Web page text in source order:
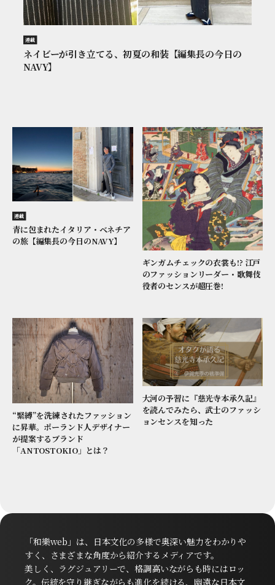
連載
ネイビーが引き立てる、初夏の和装【編集長の今日の
NAVY】
連載
青に包まれたイタリア・ベネチア
の旅【編集長の今日のNAVY】
ギンガムチェックの衣裳も!? 江戸
のファッションリーダー・歌舞伎
役者のセンスが超圧巻!
“緊縛”を洗練されたファッション
に昇華。ポーランド人デザイナー
が提案するブランド
「ANTOSTOKIO」とは？
大河の予習に『慈光寺本承久記』
を読んでみたら、武士のファッシ
ョンセンスを知った
「和樂web」は、日本文化の多様で奥深い魅力をわかりや
すく、さまざまな角度から紹介するメディアです。
美しく、ラグジュアリーで、格調高いながらも時にはロッ
ク。伝統を守り継ぎながらも進化を続ける、幽遠な日本文